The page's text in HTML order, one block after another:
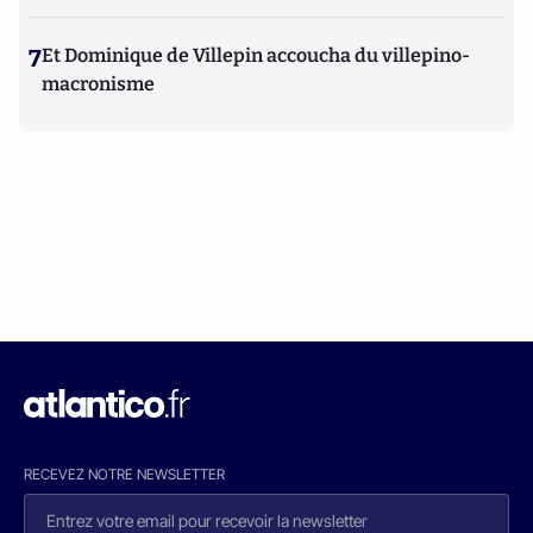
7Et Dominique de Villepin accoucha du villepino-
macronisme
RECEVEZ NOTRE NEWSLETTER